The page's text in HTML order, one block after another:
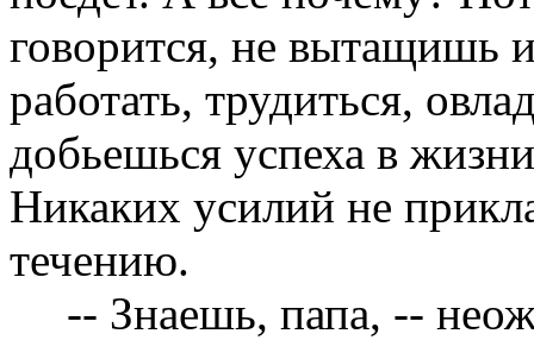
говорится, не вытащишь
работать, трудиться,
добьешься успеха в
Никаких усилий не
течению.
-- Знаешь, папа, --